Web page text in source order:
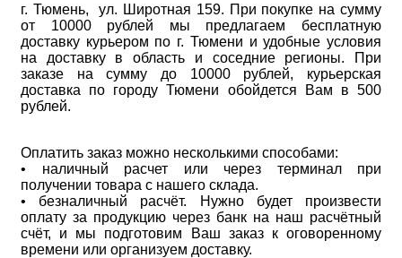
г. Тюмень, ул. Широтная 159. При покупке на сумму
от 10000 рублей мы предлагаем бесплатную
доставку курьером по г. Тюмени и удобные условия
на доставку в область и соседние регионы. При
заказе на сумму до 10000 рублей, курьерская
доставка по городу Тюмени обойдется Вам в 500
рублей.
Оплатить заказ можно несколькими способами:
• наличный расчет или через терминал при
получении товара с нашего склада.
• безналичный расчёт. Нужно будет произвести
оплату за продукцию через банк на наш расчётный
счёт, и мы подготовим Ваш заказ к оговоренному
времени или организуем доставку.